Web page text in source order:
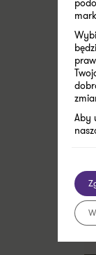
prosimy kierować
Zobacz wszystkie
Aby